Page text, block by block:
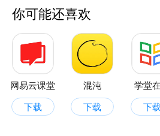
【汇集全国优秀初高中名师】
1、平均9年+高考教学经验，
力量
2、清北毕业名师领衔授课，理
3、汇集数学人气名师胡源、物
人气名师万猛、历史百万粉丝
师领衔授课
你可能还喜欢
网易云课堂
下载
混沌
下载
学堂
下载